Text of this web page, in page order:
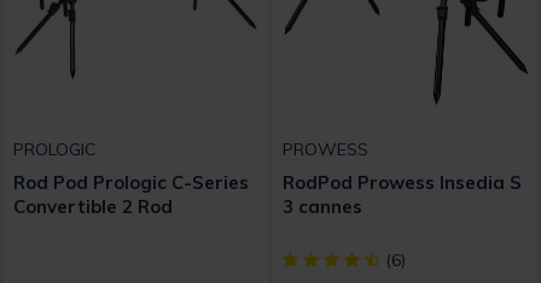
PROLOGIC
Rod Pod Prologic C-Series
Convertible 2 Rod
PROWESS
RodPod Prowess Insedia S
3 cannes
[object Object] out of 5
(6)